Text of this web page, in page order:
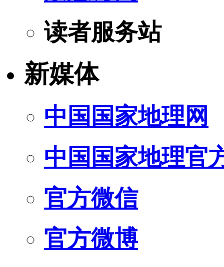
读者服务站
新媒体
中国国家地理网
中国国家地理官
官方微信
官方微博